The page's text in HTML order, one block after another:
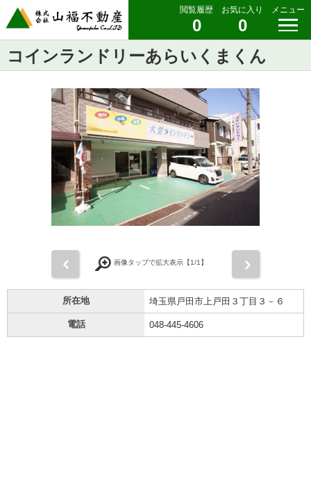
閲覧履歴
0
お気に入り
0
メニュー
コインランドリーあらいくまくん
画像タップで拡大表示【1/1】
所在地 埼玉県戸田市上戸田３丁目３－６
電話 048-445-4606